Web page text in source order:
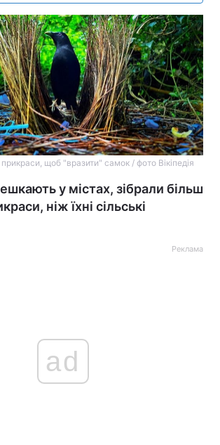
щоб "вразити" самок / фото Вікіпедія
у містах, зібрали більш
ніж їхні сільські
Реклама
ad